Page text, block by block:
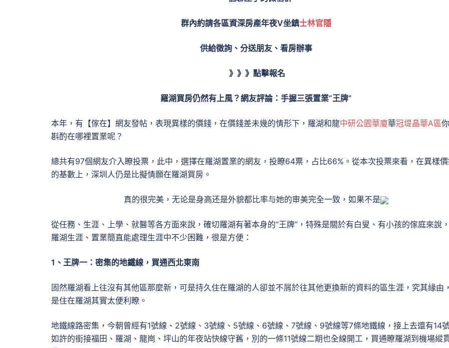
群內約請各區資深房產年夜V坐鎮士林官隱
供給徵詢、分送朋友、看房辦事
》》》點擊報名
羅湖買房仍然有上風？網友評論：手握三張置業“王牌”
本年，有【傢在】網友發帖，表現異樣的價錢，在價錢差未幾的情形下，羅湖和龍中研公園華廈華冠堤晶華A區
斟酌在哪裡置業呢？
總共有97個網友介入瞭投票，此中，選擇在羅湖置業的網友，投瞭64票，占比66%。從本次投票來看，在異樣
的基數上，深圳人仍是比擬情願在羅湖買房。
真的很完美，无论是身高还是外貌都比率与她的审美完全一致，如果不是
從任務、生涯、上學、就醫等各方面來說，確切羅湖有著本身的“王牌”，特殊是關於有白叟、有小孩的傢庭來說
羅湖生涯、置業簡直能處理生涯中不少困難，很是方便：
1、王牌一：密集的地鐵線，買通西北東南
固然羅湖看上往沒有其他區那麼新，可是持久住在羅湖的人卻並不屑於往其他更換新的資料的區生涯，究其緣由
是住在羅湖其實太便利瞭。
地鐵線路密集，今朝曾經有1號線、2號線、3號線、5號線、6號線、7號線、9號線等7條地鐵線，接上去還有14
如許的銜接福田、羅湖、龍崗、坪山的年夜站快線守舊，別的一條11號線二期也全線開工，買通瞭羅湖到機場縱